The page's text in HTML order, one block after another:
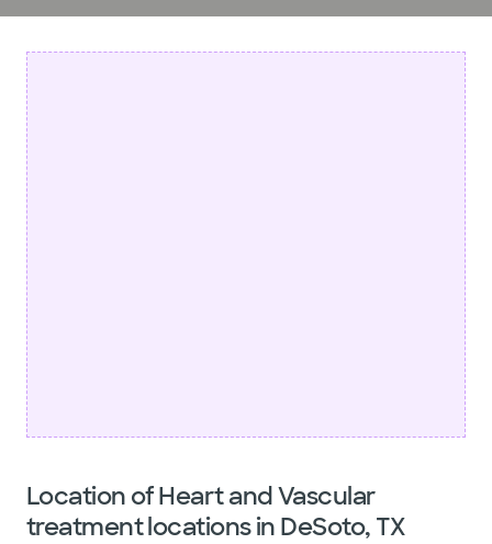
Location of Heart and Vascular
treatment locations in DeSoto, TX